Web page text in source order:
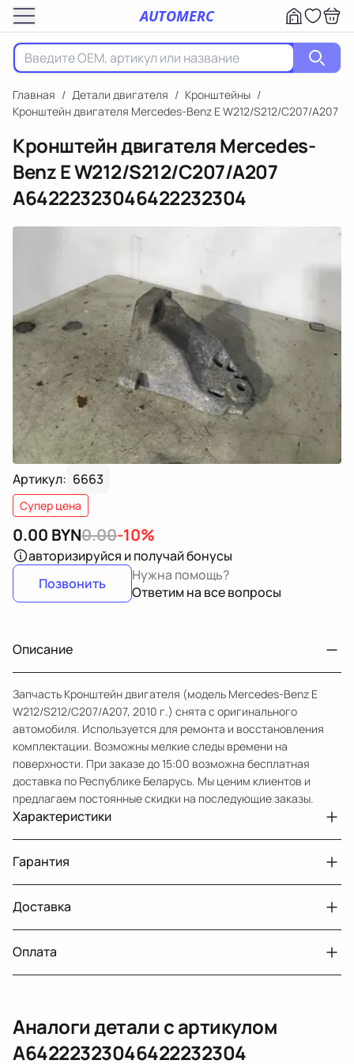
AUTOMERC
Главная / Детали двигателя / Кронштейны /
Кронштейн двигателя Mercedes-Benz E W212/S212/C207/A207
Кронштейн двигателя Mercedes-
Benz E W212/S212/C207/A207
A64222323046422232304
Артикул: 6663
Супер цена
0.00 BYN0.00-10%
авторизируйся и получай бонусы
Позвонить
Нужна помощь?
Ответим на все вопросы
Описание
Запчасть Кронштейн двигателя (модель Mercedes-Benz E
W212/S212/C207/A207, 2010 г.) снята с оригинального
автомобиля. Используется для ремонта и восстановления
комплектации. Возможны мелкие следы времени на
поверхности. При заказе до 15:00 возможна бесплатная
доставка по Республике Беларусь. Мы ценим клиентов и
предлагаем постоянные скидки на последующие заказы.
Характеристики
Авто
MercedesBenz E W212
Год
2010
Тег
Мерседес Бенс Е
Гарантия
Двигатели с навесным или без навесного
оборудования
30 дней
Датчик давления топлива, насос
топлива, ТНВД (бензин, дизель), форсунка
бензиновая (дизельная) механическая
(электрическая), инжектор
14 дней
Доставка
Оплата
Оплата онлайн
Аналоги детали с артикулом
A64222323046422232304